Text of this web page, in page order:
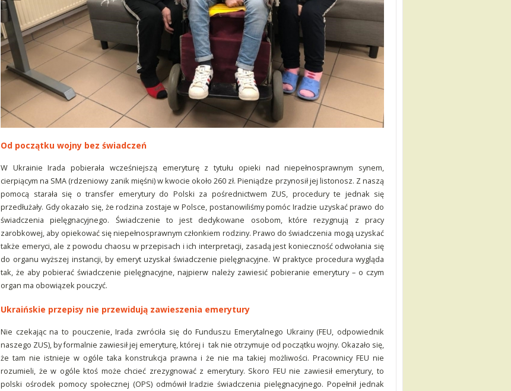
Od początku wojny bez świadczeń
W Ukrainie Irada pobierała wcześniejszą emeryturę z tytułu opieki nad niepełnosprawnym synem,
cierpiącym na SMA (rdzeniowy zanik mięśni) w kwocie około 260 zł. Pieniądze przynosił jej listonosz. Z naszą
pomocą starała się o transfer emerytury do Polski za pośrednictwem ZUS, procedury te jednak się
przedłużały. Gdy okazało się, że rodzina zostaje w Polsce, postanowiliśmy pomóc Iradzie uzyskać prawo do
świadczenia pielęgnacyjnego. Świadczenie to jest dedykowane osobom, które rezygnują z pracy
zarobkowej, aby opiekować się niepełnosprawnym członkiem rodziny. Prawo do świadczenia mogą uzyskać
także emeryci, ale z powodu chaosu w przepisach i ich interpretacji, zasadą jest konieczność odwołania się
do organu wyższej instancji, by emeryt uzyskał świadczenie pielęgnacyjne. W praktyce procedura wygląda
tak, że aby pobierać świadczenie pielęgnacyjne, najpierw należy zawiesić pobieranie emerytury – o czym
organ ma obowiązek pouczyć.
Ukraińskie przepisy nie przewidują zawieszenia emerytury
Nie czekając na to pouczenie, Irada zwróciła się do Funduszu Emerytalnego Ukrainy (FEU, odpowiednik
naszego ZUS), by formalnie zawiesił jej emeryturę, której i tak nie otrzymuje od początku wojny. Okazało się,
że tam nie istnieje w ogóle taka konstrukcja prawna i że nie ma takiej możliwości. Pracownicy FEU nie
rozumieli, że w ogóle ktoś może chcieć zrezygnować z emerytury. Skoro FEU nie zawiesił emerytury, to
polski ośrodek pomocy społecznej (OPS) odmówił Iradzie świadczenia pielęgnacyjnego. Popełnił jednak